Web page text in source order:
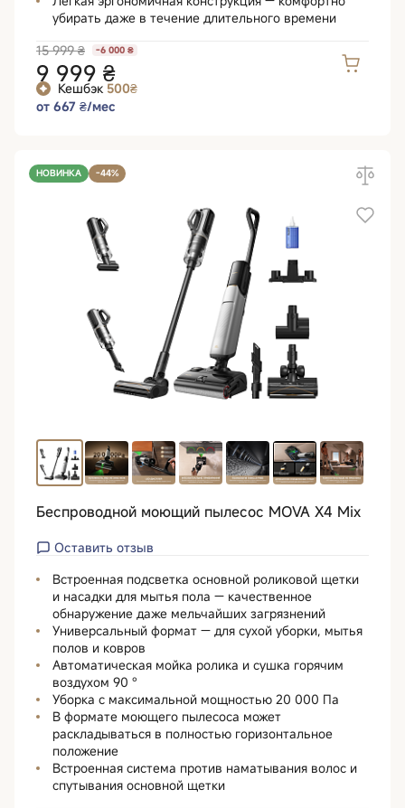
убирать даже в течение длительного времени
15 999 ₴
-6 000 ₴
9 999 ₴
Кешбэк 500₴
от 667 ₴/мес
НОВИНКА -44%
Беспроводной моющий пылесос MOVA X4 Mix
Оставить отзыв
Встроенная подсветка основной роликовой щетки
и насадки для мытья пола — качественное
обнаружение даже мельчайших загрязнений
Универсальный формат — для сухой уборки, мытья
полов и ковров
Автоматическая мойка ролика и сушка горячим
воздухом 90 °
Уборка с максимальной мощностью 20 000 Па
В формате моющего пылесоса может
раскладываться в полностью горизонтальное
положение
Встроенная система против наматывания волос и
спутывания основной щетки